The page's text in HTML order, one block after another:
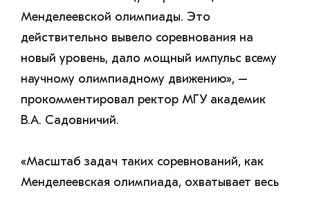
Менделеевской олимпиады. Это
действительно вывело соревнования на
новый уровень, дало мощный импульс всему
научному олимпиадному движению», –
прокомментировал ректор МГУ академик
В.А. Садовничий.
«Масштаб задач таких соревнований, как
Менделеевская олимпиада, охватывает весь